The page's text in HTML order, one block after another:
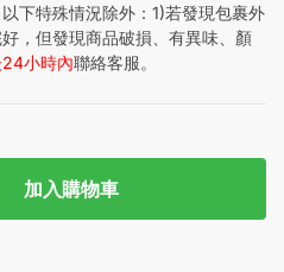
下特殊情況除外：1)若發現包裹外
，但發現商品破損、有異味、顏
小時內聯絡客服。
加入購物車